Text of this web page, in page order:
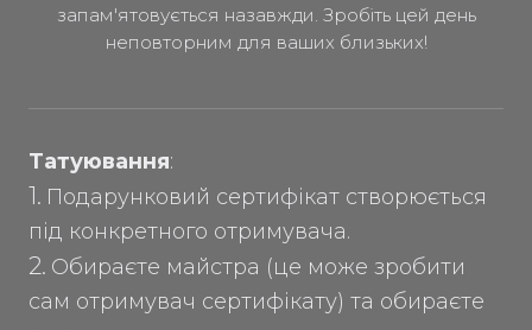
запам'ятовується назавжди. Зробіть цей день
неповторним для ваших близьких!
Tатуювання:
1. Подарунковий сертифікат створюється
під конкретного отримувача.
2. Обираєте майстра (це може зробити
сам отримувач сертифікату) та обираєте